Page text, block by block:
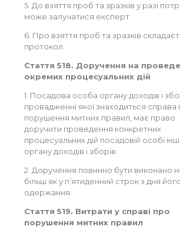
5. До взяття проб та зразків у разі
може залучатися експерт.
6. Про взяття проб та зразків
протокол.
Стаття 518. Доручення на
окремих процесуальних дій
1. Посадова особа органу доходів і
провадженні якої знаходиться справа
порушення митних правил, має право
доручити проведення конкретних
процесуальних дій посадовій особі
органу доходів і зборів.
2. Доручення повинно бути виконано
більш як у п’ятиденний строк з дня його
одержання.
Стаття 519. Витрати у справі про
порушення митних правил